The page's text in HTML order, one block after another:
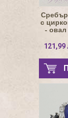
с
- овал
121,99